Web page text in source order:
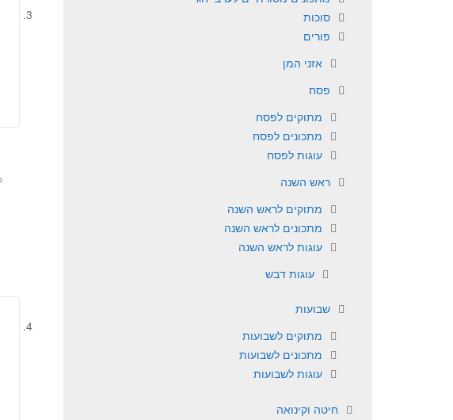
סוכות
פורים
אזני המן
פסח
מתוקים לפסח
מתכונים לפסח
עוגות לפסח
ראש השנה
מתוקים לראש השנה
מתכונים לראש השנה
עוגות לראש השנה
עוגות דבש
שבועות
מתוקים לשבועות
מתכונים לשבועות
עוגות לשבועות
חיטה וקינואה